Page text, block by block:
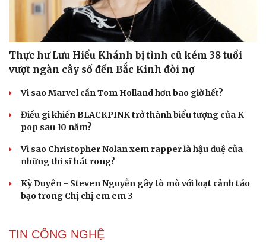
Thực hư Lưu Hiểu Khánh bị tình cũ kém 38 tuổi
vượt ngàn cây số đến Bắc Kinh đòi nợ
Vì sao Marvel cần Tom Holland hơn bao giờ hết?
Điều gì khiến BLACKPINK trở thành biểu tượng của K-
pop sau 10 năm?
Vì sao Christopher Nolan xem rapper là hậu duệ của
những thi sĩ hát rong?
Kỳ Duyên - Steven Nguyễn gây tò mò với loạt cảnh táo
bạo trong Chị chị em em 3
TIN CÔNG NGHỆ